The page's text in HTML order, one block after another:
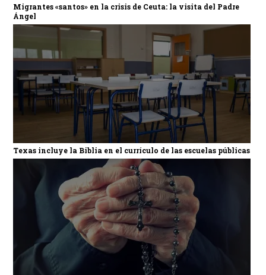
Migrantes «santos» en la crisis de Ceuta: la visita del Padre
Ángel
Texas incluye la Biblia en el currículo de las escuelas públicas